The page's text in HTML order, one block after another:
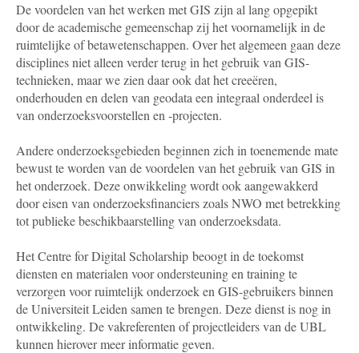
De voordelen van het werken met GIS zijn al lang opgepikt
door de academische gemeenschap zij het voornamelijk in de
ruimtelijke of betawetenschappen. Over het algemeen gaan deze
disciplines niet alleen verder terug in het gebruik van GIS-
technieken, maar we zien daar ook dat het creeëren,
onderhouden en delen van geodata een integraal onderdeel is
van onderzoeksvoorstellen en -projecten.
Andere onderzoeksgebieden beginnen zich in toenemende mate
bewust te worden van de voordelen van het gebruik van GIS in
het onderzoek. Deze onwikkeling wordt ook aangewakkerd
door eisen van onderzoeksfinanciers zoals NWO met betrekking
tot publieke beschikbaarstelling van onderzoeksdata.
Het Centre for Digital Scholarship beoogt in de toekomst
diensten en materialen voor ondersteuning en training te
verzorgen voor ruimtelijk onderzoek en GIS-gebruikers binnen
de Universiteit Leiden samen te brengen. Deze dienst is nog in
ontwikkeling. De vakreferenten of projectleiders van de UBL
kunnen hierover meer informatie geven.